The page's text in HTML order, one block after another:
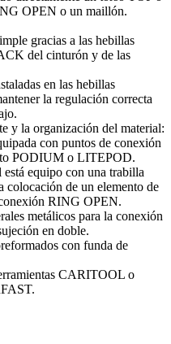
OPEN o un maillón.
gracias a las hebillas
del cinturón y de las
en las hebillas
la regulación correcta
y la organización del material:
con puntos de conexión
PODIUM o LITEPOD.
equipo con una trabilla
colocación de un elemento de
RING OPEN.
metálicos para la conexión
en doble.
con funda de
CARITOOL o